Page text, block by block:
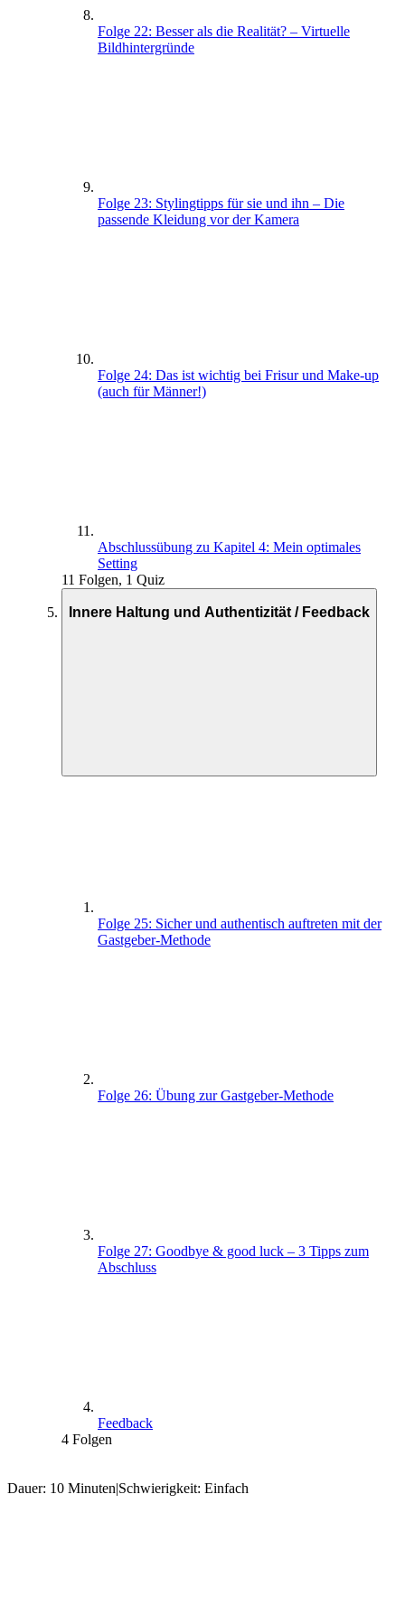
Folge 22: Besser als die Realität? – Virtuelle
Bildhintergründe
Folge 23: Stylingtipps für sie und ihn – Die
passende Kleidung vor der Kamera
Folge 24: Das ist wichtig bei Frisur und Make-up
(auch für Männer!)
Abschlussübung zu Kapitel 4: Mein optimales
Setting
11 Folgen, 1 Quiz
Innere Haltung und Authentizität / Feedback
Folge 25: Sicher und authentisch auftreten mit der
Gastgeber-Methode
Folge 26: Übung zur Gastgeber-Methode
Folge 27: Goodbye & good luck – 3 Tipps zum
Abschluss
Feedback
4 Folgen
Dauer: 10 Minuten|Schwierigkeit: Einfach